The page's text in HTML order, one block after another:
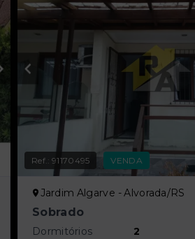
Ref.:91170495 VENDA
Jardim Algarve - Alvorada/RS
Sobrado
Dormitórios
2